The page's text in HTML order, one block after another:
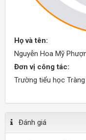
Họ và tên:
Nguyễn Hoa Mỹ
Đơn vị công tác:
Trường tiểu học
Đánh giá